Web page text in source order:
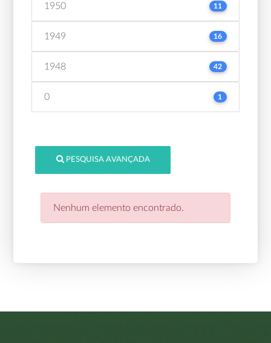
1950 11
1949 16
1948 42
0 1
PESQUISA AVANÇADA
Nenhum elemento encontrado.